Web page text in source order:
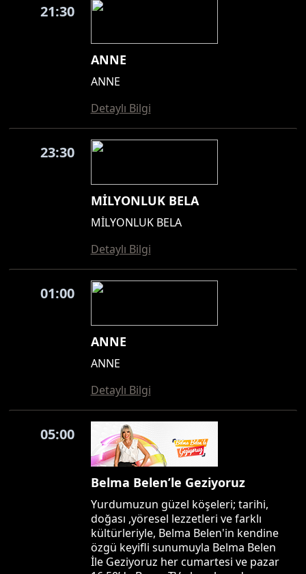
21:30
ANNE
ANNE
Detaylı Bilgi
23:30
MİLYONLUK BELA
MİLYONLUK BELA
Detaylı Bilgi
01:00
ANNE
ANNE
Detaylı Bilgi
05:00
Belma Belen’le Geziyoruz
Yurdumuzun güzel köşeleri; tarihi,
doğası ,yöresel lezzetleri ve farklı
kültürleriyle, Belma Belen'in kendine
özgü keyifli sunumuyla Belma Belen
İle Geziyoruz her cumartesi ve pazar